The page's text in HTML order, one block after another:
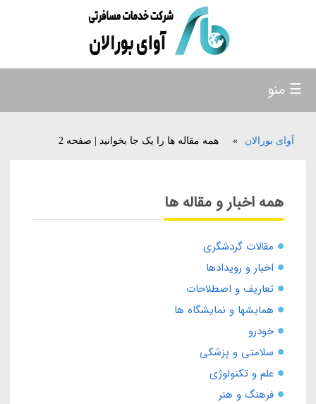
آوای بورالان » همه مقاله ها را یک جا بخوانید | صفحه 2
همه اخبار و مقاله ها
مقالات گردشگری
اخبار و رویدادها
تعاریف و اصطلاحات
همایشها و نمایشگاه ها
خودرو
سلامتی و پزشکی
علم و تکنولوژی
فرهنگ و هنر
☰ منو